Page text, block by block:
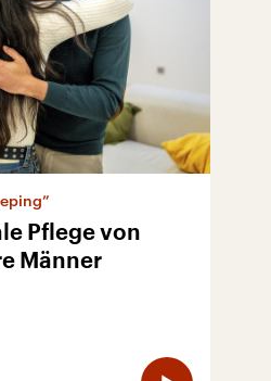
Pflege von
Männer